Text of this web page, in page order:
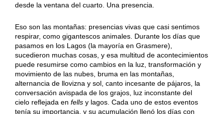
desde la ventana del cuarto. Una presencia.
Eso son las montañas: presencias vivas que casi sentimos
respirar, como gigantescos animales. Durante los días que
pasamos en los Lagos (la mayoría en Grasmere),
sucedieron muchas cosas, y esa multitud de acontecimientos
puede resumirse como cambios en la luz, transformación y
movimiento de las nubes, bruma en las montañas,
alternancia de llovizna y sol, canto incesante de pájaros, la
conversación avispada de los grajos, luz inconstante del
cielo reflejada en fells y lagos. Cada uno de estos eventos
tenía su importancia, y su acumulación llenó los días con